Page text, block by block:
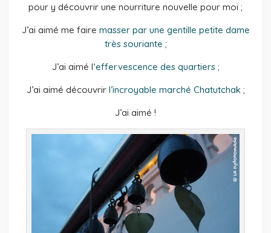
pour y découvrir une nourriture nouvelle pour moi ;
J’ai aimé me faire masser par une gentille petite dame
très souriante ;
J’ai aimé l‘effervescence des quartiers ;
J’ai aimé découvrir l’incroyable marché Chatutchak;
J’ai aimé !